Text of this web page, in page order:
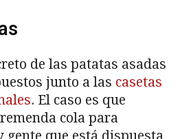
de las patatas asadas
junto a las casetas
. El caso es que
cola para